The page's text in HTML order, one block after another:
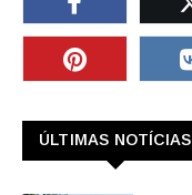
ÚLTIMAS NOTÍCIAS